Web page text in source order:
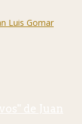
de Juan